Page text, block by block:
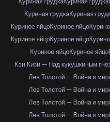
Куриная грудкаКуриная
Куриное яйцоКуриное яйцо
Куриное яйцоКуриное яйцо
Куриное яйцоКуриное яйцо
Кэн Кизи — Над кукушкиным
Лев Толстой — Война и мир
Лев Толстой — Война и мир
Лев Толстой — Война и мир
Лев Толстой — Война и мир